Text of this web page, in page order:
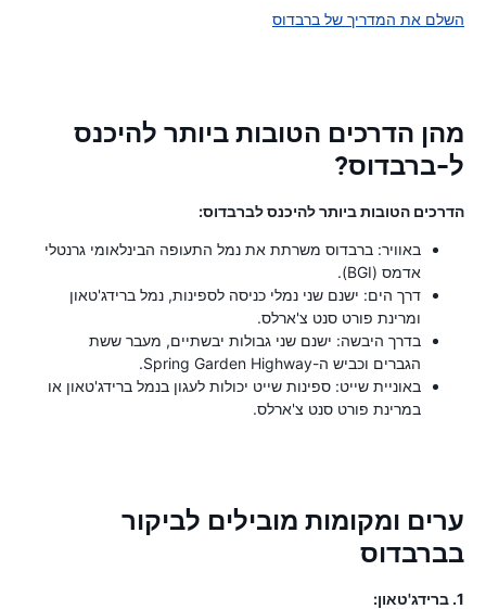
השלם את המדריך של ברבדוס
מהן הדרכים הטובות ביותר להיכנס
ל-ברבדוס?
הדרכים הטובות ביותר להיכנס לברבדוס:
באוויר: ברבדוס משרתת את נמל התעופה הבינלאומי גרנטלי
אדמס (BGI).
דרך הים: ישנם שני נמלי כניסה לספינות, נמל ברידג'טאון
ומרינת פורט סנט צ'ארלס.
בדרך היבשה: ישנם שני גבולות יבשתיים, מעבר ששת
הגברים וכביש ה-Spring Garden Highway.
באוניית שייט: ספינות שייט יכולות לעגון בנמל ברידג'טאון או
במרינת פורט סנט צ'ארלס.
ערים ומקומות מובילים לביקור
בברבדוס
1. ברידג'טאון: